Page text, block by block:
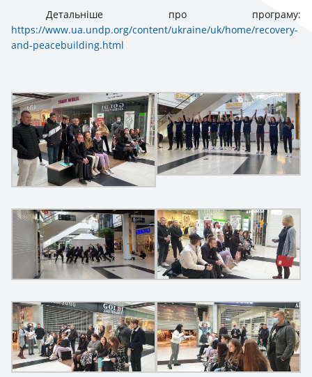
Детальніше про програму:
https://www.ua.undp.org/content/ukraine/uk/home/recovery-
and-peacebuilding.html